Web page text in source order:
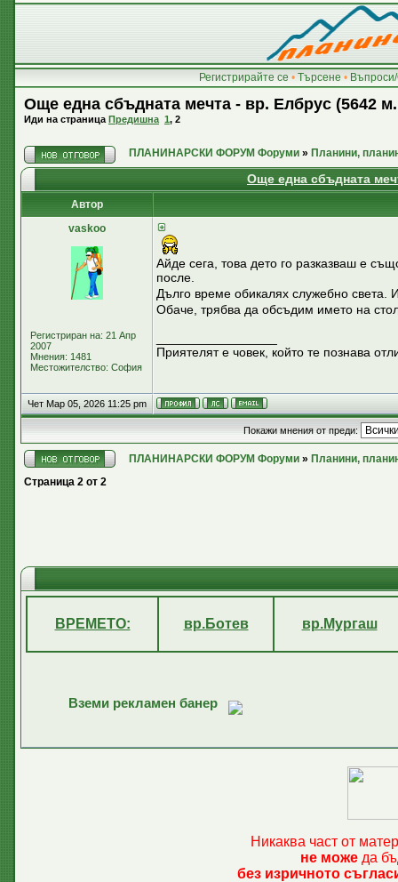
Регистрирайте се • Търсене •
Още една сбъдната мечта - вр. Елбрус (5642
Иди на страница Предишна 1, 2
ПЛАНИНАРСКИ ФОРУМ Форуми » Планини,
Още една сбъдната
Автор
vaskoo
Регистриран на: 21 Апр
2007
Мнения: 1481
Местожителство: София
Айде сега, това дето го разказваш е
после.
Дълго време обикалях служебно
Обаче, трябва да обсъдим името на
Приятелят е човек, който те познава
Чет Мар 05, 2026 11:25 pm
Покажи мнения от преди:
ПЛАНИНАРСКИ ФОРУМ Форуми » Планини,
Страница 2 от 2
ВРЕМЕТО: вр.Ботев вр.Мургаш
Вземи рекламен банер
Никаква част от
не може да
без изричното